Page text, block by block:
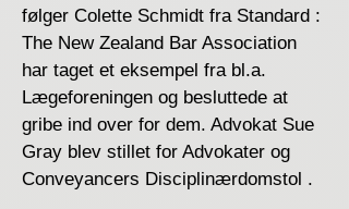
følger Colette Schmidt fra Standard :
The New Zealand Bar Association
har taget et eksempel fra bl.a.
Lægeforeningen og besluttede at
gribe ind over for dem. Advokat Sue
Gray blev stillet for Advokater og
Conveyancers Disciplinærdomstol .